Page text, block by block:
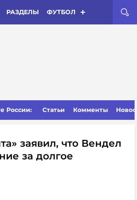
РАЗДЕЛЫ ФУТБОЛ
России: Статьи Комменты
заявил, что Вендел
за долгое